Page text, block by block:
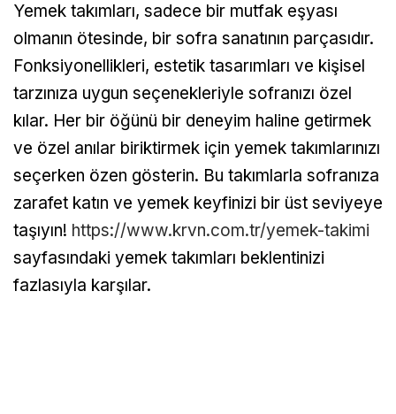
Yemek takımları, sadece bir mutfak eşyası
olmanın ötesinde, bir sofra sanatının parçasıdır.
Fonksiyonellikleri, estetik tasarımları ve kişisel
tarzınıza uygun seçenekleriyle sofranızı özel
kılar. Her bir öğünü bir deneyim haline getirmek
ve özel anılar biriktirmek için yemek takımlarınızı
seçerken özen gösterin. Bu takımlarla sofranıza
zarafet katın ve yemek keyfinizi bir üst seviyeye
taşıyın! https://www.krvn.com.tr/yemek-takimi
sayfasındaki yemek takımları beklentinizi
fazlasıyla karşılar.